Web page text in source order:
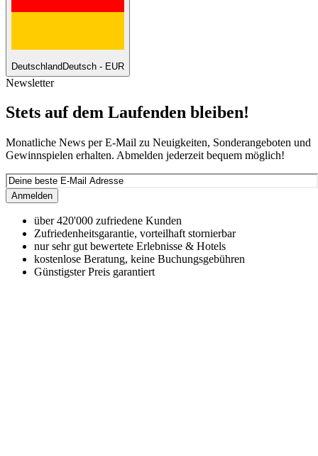
DeutschlandDeutsch - EUR
Newsletter
Stets auf dem Laufenden bleiben!
Monatliche News per E-Mail zu Neuigkeiten, Sonderangeboten und
Gewinnspielen erhalten. Abmelden jederzeit bequem möglich!
Anmelden
über 420'000 zufriedene Kunden
Zufriedenheitsgarantie, vorteilhaft stornierbar
nur sehr gut bewertete Erlebnisse & Hotels
kostenlose Beratung, keine Buchungsgebühren
Günstigster Preis garantiert